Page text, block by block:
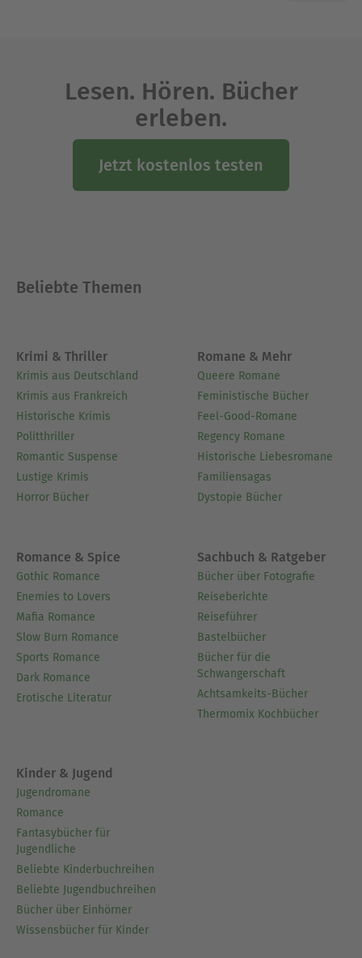
Lesen. Hören. Bücher
erleben.
Jetzt kostenlos testen
Beliebte Themen
Krimi & Thriller
Krimis aus Deutschland
Krimis aus Frankreich
Historische Krimis
Politthriller
Romantic Suspense
Lustige Krimis
Horror Bücher
Romane & Mehr
Queere Romane
Feministische Bücher
Feel-Good-Romane
Regency Romane
Historische Liebesromane
Familiensagas
Dystopie Bücher
Romance & Spice
Gothic Romance
Enemies to Lovers
Mafia Romance
Slow Burn Romance
Sports Romance
Dark Romance
Erotische Literatur
Sachbuch & Ratgeber
Bücher über Fotografie
Reiseberichte
Reiseführer
Bastelbücher
Bücher für die
Schwangerschaft
Achtsamkeits-Bücher
Thermomix Kochbücher
Kinder & Jugend
Jugendromane
Romance
Fantasybücher für
Jugendliche
Beliebte Kinderbuchreihen
Beliebte Jugendbuchreihen
Bücher über Einhörner
Wissensbücher für Kinder